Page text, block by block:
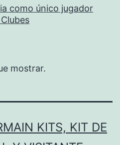
como único jugador
mostrar.
KITS, KIT DE